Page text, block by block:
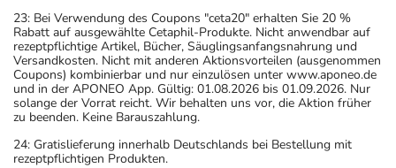
23: Bei Verwendung des Coupons "ceta20" erhalten Sie 20 %
Rabatt auf ausgewählte Cetaphil-Produkte. Nicht anwendbar auf
rezeptpflichtige Artikel, Bücher, Säuglingsanfangsnahrung und
Versandkosten. Nicht mit anderen Aktionsvorteilen (ausgenommen
Coupons) kombinierbar und nur einzulösen unter www.aponeo.de
und in der APONEO App. Gültig: 01.08.2026 bis 01.09.2026. Nur
solange der Vorrat reicht. Wir behalten uns vor, die Aktion früher
zu beenden. Keine Barauszahlung.
24: Gratislieferung innerhalb Deutschlands bei Bestellung mit
rezeptpflichtigen Produkten.